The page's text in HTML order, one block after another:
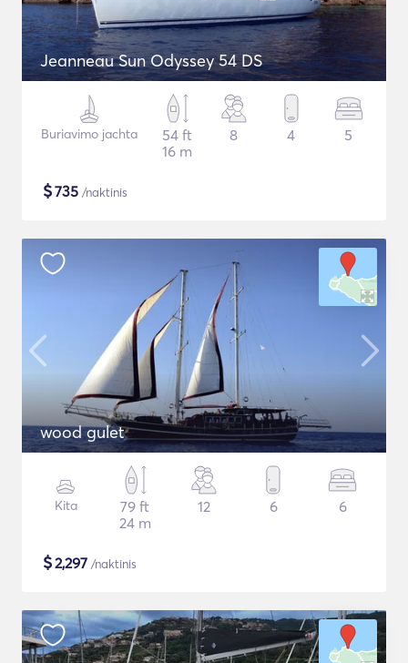
Jeanneau Sun Odyssey 54 DS
Buriavimo jachta
54 ft
16 m
8 4 5
$735 /naktinis
wood gulet
Kita
79 ft
24 m
12 6 6
$2,297 /naktinis